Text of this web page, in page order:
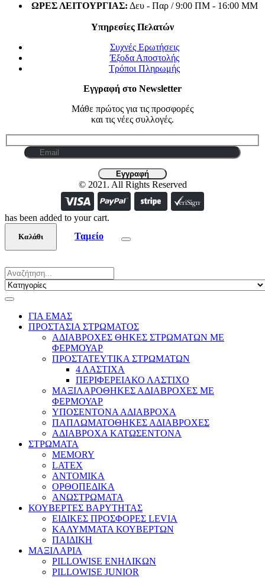
ΏΡΕΣ ΛΕΙΤΟΥΡΓΊΑΣ: Δευ - Παρ / 9:00 ΠΜ - 16:00 ΜΜ
Υπηρεσίες Πελατών
Συχνές Ερωτήσεις
Έξοδα Αποστολής
Τρόποι Πληρωμής
Εγγραφή στο Newsletter
Μάθε πρώτος για τις προσφορές
και τις νέες συλλογές.
© 2021. All Rights Reserved
has been added to your cart.
Καλάθι Ταμείο
ΓΙΑ ΕΜΑΣ
ΠΡΟΣΤΑΣΙΑ ΣΤΡΩΜΑΤΟΣ
ΑΔΙΑΒΡΟΧΕΣ ΘΗΚΕΣ ΣΤΡΩΜΑΤΩΝ ΜΕ
ΦΕΡΜΟΥΑΡ
ΠΡΟΣΤΑΤΕΥΤΙΚΑ ΣΤΡΩΜΑΤΩΝ
4 ΛΑΣΤΙΧΑ
ΠΕΡΙΦΕΡΕΙΑΚΟ ΛΑΣΤΙΧΟ
ΜΑΞΙΛΑΡΟΘΗΚΕΣ ΑΔΙΑΒΡΟΧΕΣ ΜΕ
ΦΕΡΜΟΥΑΡ
ΥΠΟΣΕΝΤΟΝΑ ΑΔΙΑΒΡΟΧΑ
ΠΑΠΛΩΜΑΤΟΘΗΚΕΣ ΑΔΙΑΒΡΟΧΕΣ
ΑΔΙΑΒΡΟΧΑ ΚΑΤΩΣΕΝΤΟΝΑ
ΣΤΡΩΜΑΤΑ
MEMORY
LATEX
ΑΝΤΟΜΙΚΑ
ΟΡΘΟΠΕΔΙΚΑ
ΑΝΩΣΤΡΩΜΑΤΑ
ΚΟΥΒΕΡΤΕΣ ΒΑΡΥΤΗΤΑΣ
ΕΙΔΙΚΕΣ ΠΡΟΣΦΟΡΕΣ LEVIA
ΚΑΛΥΜΜΑΤΑ ΚΟΥΒΕΡΤΩΝ
ΠΑΙΔΙΚΗ
ΜΑΞΙΛΑΡΙΑ
PILLOWISE ΕΝΗΛΙΚΩΝ
PILLOWISE JUNIOR